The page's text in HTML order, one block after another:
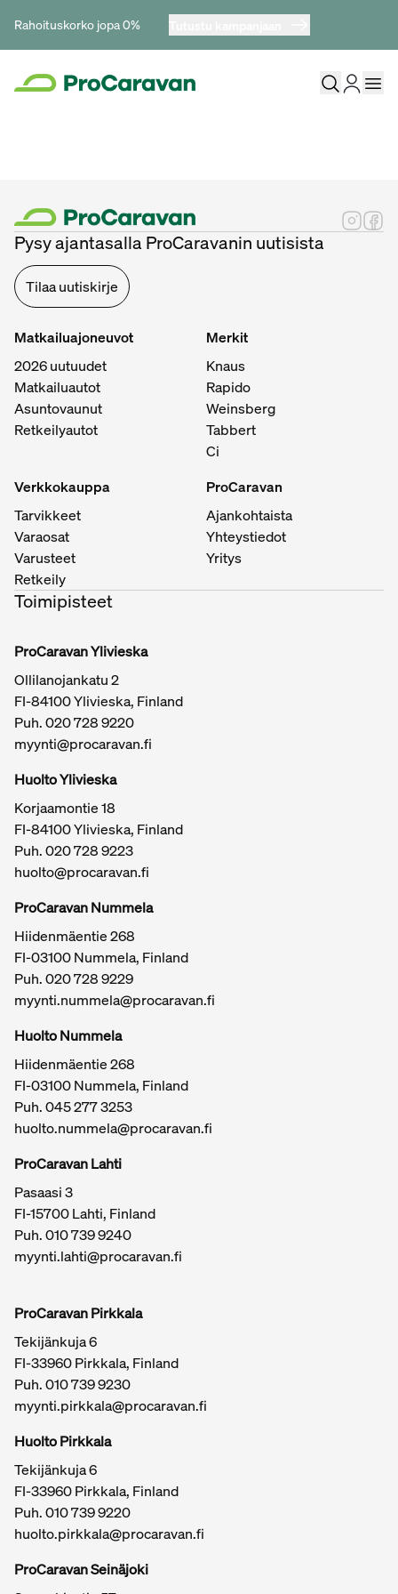
Rahoituskorko jopa 0%
Tärkeitä linkkejä / sivukartta
Pysy ajantasalla ProCaravanin uutisista
Tilaa uutiskirje
Matkailuajoneuvot
2026 uutuudet
Matkailuautot
Asuntovaunut
Retkeilyautot
Merkit
Knaus
Rapido
Weinsberg
Tabbert
Ci
Verkkokauppa
Tarvikkeet
Varaosat
Varusteet
Retkeily
ProCaravan
Ajankohtaista
Yhteystiedot
Yritys
Toimipisteet
ProCaravan Ylivieska
Ollilanojankatu 2
FI-84100 Ylivieska, Finland
Puh.020 728 9220
myynti@procaravan.fi
Huolto Ylivieska
Korjaamontie 18
FI-84100 Ylivieska, Finland
Puh.020 728 9223
huolto@procaravan.fi
ProCaravan Nummela
Hiidenmäentie 268
FI-03100 Nummela, Finland
Puh.020 728 9229
myynti.nummela@procaravan.fi
Huolto Nummela
Hiidenmäentie 268
FI-03100 Nummela, Finland
Puh. 045 277 3253
huolto.nummela@procaravan.fi
ProCaravan Lahti
Pasaasi 3
FI-15700 Lahti, Finland
Puh.010 739 9240
myynti.lahti@procaravan.fi
ProCaravan Pirkkala
Tekijänkuja 6
FI-33960 Pirkkala, Finland
Puh.010 739 9230
myynti.pirkkala@procaravan.fi
Huolto Pirkkala
Tekijänkuja 6
FI-33960 Pirkkala, Finland
Puh.010 739 9220
huolto.pirkkala@procaravan.fi
ProCaravan Seinäjoki